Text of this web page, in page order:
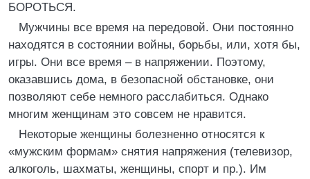
БОРОТЬСЯ.
Мужчины все время на передовой. Они постоянно
находятся в состоянии войны, борьбы, или, хотя бы,
игры. Они все время – в напряжении. Поэтому,
оказавшись дома, в безопасной обстановке, они
позволяют себе немного расслабиться. Однако
многим женщинам это совсем не нравится.
Некоторые женщины болезненно относятся к
«мужским формам» снятия напряжения (телевизор,
алкоголь, шахматы, женщины, спорт и пр.). Им